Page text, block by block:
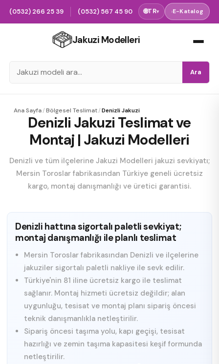
(0532) 266 25 39 (0532) 567 45 90 🌐TR▾ ›E-Katalog
Jakuzi Modelleri
Ara
Ana Sayfa/Bölgesel Teslimat/Denizli Jakuzi
Denizli Jakuzi Teslimat ve
Montaj | Jakuzi Modelleri
Denizli ve tüm ilçelerine Jakuzi Modelleri jakuzi sevkiyatı;
Mersin Toroslar fabrikasından Türkiye geneli ücretsiz
kargo, montaj danışmanlığı ve üretici garantisi.
Denizli hattına sigortalı paletli sevkiyat;
montaj danışmanlığı ile planlı teslimat
Mersin Toroslar fabrikasından Denizli ve ilçelerine
jakuziler sigortalı paletli nakliye ile sevk edilir.
Türkiye'nin 81 iline ücretsiz kargo ile teslimat
sağlanır. Montaj hizmeti ücretsiz değildir; alan
uygunluğu, tesisat ve montaj planı sipariş öncesi
teknik danışmanlıkla netleştirilir.
Sipariş öncesi taşıma yolu, kapı geçişi, tesisat
hazırlığı ve zemin taşıma kapasitesi keşif formunda
netleştirilir.